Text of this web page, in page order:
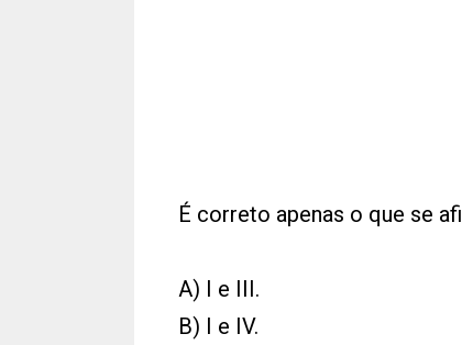
É correto apenas o que se
A) I e III.
B) I e IV.